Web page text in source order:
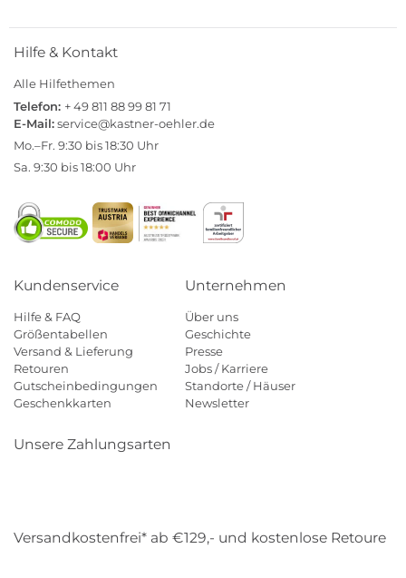
Hilfe & Kontakt
Alle Hilfethemen
Telefon: + 49 811 88 99 81 71
E-Mail:service@kastner-oehler.de
Mo.–Fr. 9:30 bis 18:30 Uhr
Sa. 9:30 bis 18:00 Uhr
Kundenservice
Hilfe & FAQ
Größentabellen
Versand & Lieferung
Retouren
Gutscheinbedingungen
Geschenkkarten
Unternehmen
Über uns
Geschichte
Presse
Jobs / Karriere
Standorte / Häuser
Newsletter
Unsere Zahlungsarten
Versandkostenfrei* ab €129,- und kostenlose Retoure